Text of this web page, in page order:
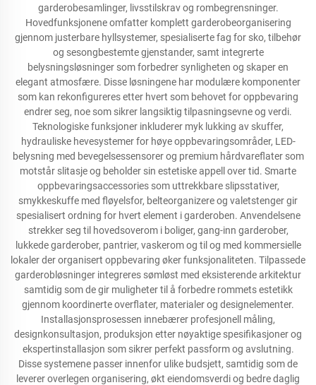
garderobesamlinger, livsstilskrav og rombegrensninger.
Hovedfunksjonene omfatter komplett garderobeorganisering
gjennom justerbare hyllsystemer, spesialiserte fag for sko, tilbehør
og sesongbestemte gjenstander, samt integrerte
belysningsløsninger som forbedrer synligheten og skaper en
elegant atmosfære. Disse løsningene har modulære komponenter
som kan rekonfigureres etter hvert som behovet for oppbevaring
endrer seg, noe som sikrer langsiktig tilpasningsevne og verdi.
Teknologiske funksjoner inkluderer myk lukking av skuffer,
hydrauliske hevesystemer for høye oppbevaringsområder, LED-
belysning med bevegelsessensorer og premium hårdvareflater som
motstår slitasje og beholder sin estetiske appell over tid. Smarte
oppbevaringsaccessories som uttrekkbare slipsstativer,
smykkeskuffe med fløyelsfor, belteorganizere og valetstenger gir
spesialisert ordning for hvert element i garderoben. Anvendelsene
strekker seg til hovedsoverom i boliger, gang-inn garderober,
lukkede garderober, pantrier, vaskerom og til og med kommersielle
lokaler der organisert oppbevaring øker funksjonaliteten. Tilpassede
garderobløsninger integreres sømløst med eksisterende arkitektur
samtidig som de gir muligheter til å forbedre rommets estetikk
gjennom koordinerte overflater, materialer og designelementer.
Installasjonsprosessen innebærer profesjonell måling,
designkonsultasjon, produksjon etter nøyaktige spesifikasjoner og
ekspertinstallasjon som sikrer perfekt passform og avslutning.
Disse systemene passer innenfor ulike budsjett, samtidig som de
leverer overlegen organisering, økt eiendomsverdi og bedre daglig